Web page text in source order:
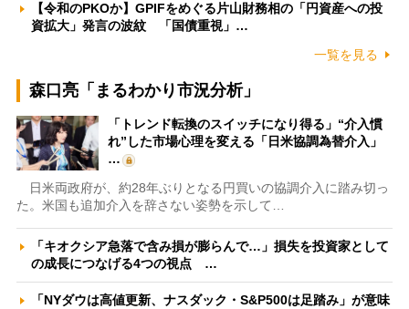
【令和のPKOか】GPIFをめぐる片山財務相の「円資産への投
資拡大」発言の波紋 「国債重視」…
一覧を見る
森口亮「まるわかり市況分析」
「トレンド転換のスイッチになり得る」“介入慣
れ”した市場心理を変える「日米協調為替介入」
…
日米両政府が、約28年ぶりとなる円買いの協調介入に踏み切っ
た。米国も追加介入を辞さない姿勢を示して…
「キオクシア急落で含み損が膨らんで…」損失を投資家として
の成長につなげる4つの視点 …
「NYダウは高値更新、ナスダック・S&P500は足踏み」が意味